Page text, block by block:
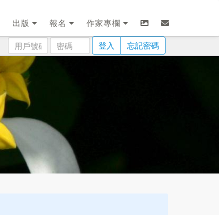
出版 報名
作家專欄
用
戶
碼
密
碼
登入 忘記密碼